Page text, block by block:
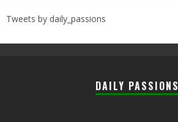
Tweets by daily_passions
DAILY PASSIONS